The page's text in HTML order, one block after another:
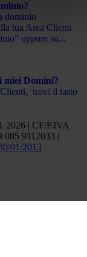
dominio
tua Area Clienti
oppure su...
miei Domini?
Clienti, trovi il tasto
2026 | CF/P.IVA
085 9112033 |
01/2013